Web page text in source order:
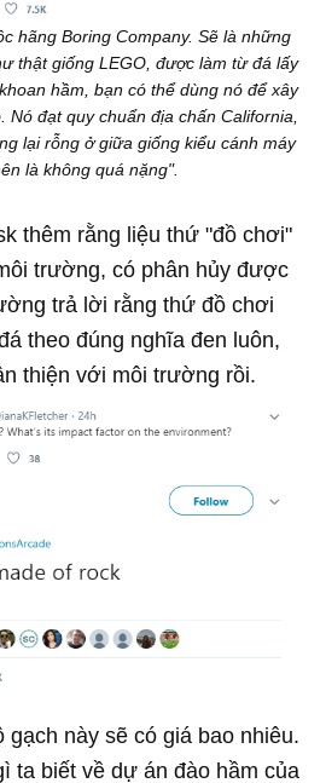
hãng Boring Company. Sẽ là những
thật giống LEGO, được làm từ đá lấy
hầm, bạn có thể dùng nó để xây
đạt quy chuẩn địa chấn California,
lại rỗng ở giữa giống kiểu cánh máy
là không quá nặng".
thêm rằng liệu thứ "đồ chơi"
trường, có phân hủy được
trả lời rằng thứ đồ chơi
theo đúng nghĩa đen luôn,
thiện với môi trường rồi.
này sẽ có giá bao nhiêu.
ta biết về dự án đào hầm của